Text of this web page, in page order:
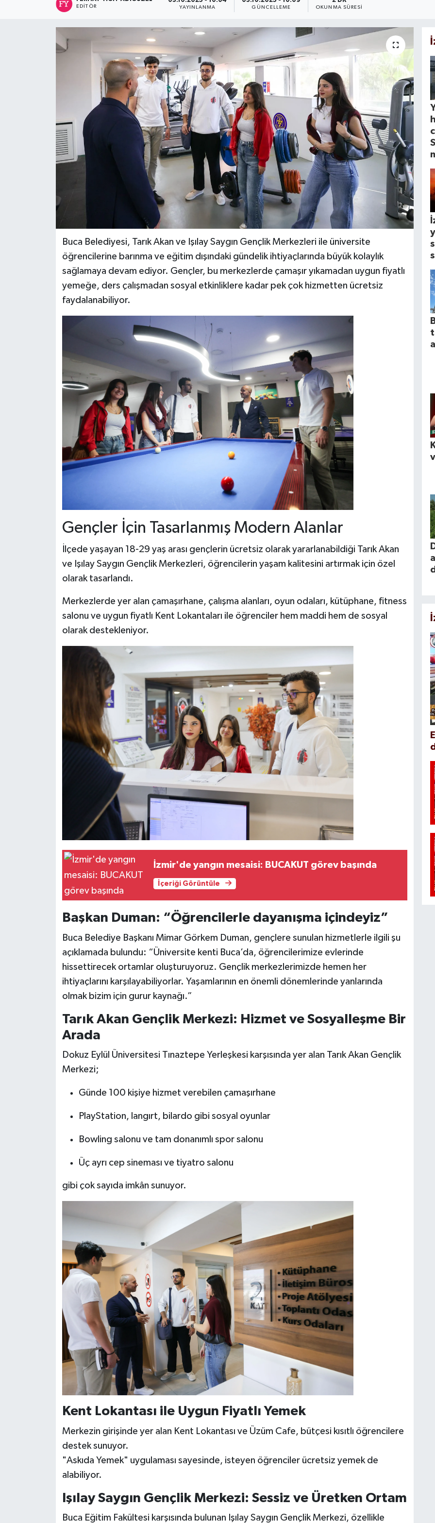
EDITÖR YAYINLANMA GÜNCELLEME OKUNMA SÜRESI
Buca Belediyesi, Tarık Akan ve Işılay Saygın Gençlik Merkezleri ile üniversite
öğrencilerine barınma ve eğitim dışındaki gündelik ihtiyaçlarında büyük kolaylık
sağlamaya devam ediyor. Gençler, bu merkezlerde çamaşır yıkamadan uygun fiyatlı
yemeğe, ders çalışmadan sosyal etkinliklere kadar pek çok hizmetten ücretsiz
faydalanabiliyor.
Gençler İçin Tasarlanmış Modern Alanlar
İlçede yaşayan 18-29 yaş arası gençlerin ücretsiz olarak yararlanabildiği Tarık Akan
ve Işılay Saygın Gençlik Merkezleri, öğrencilerin yaşam kalitesini artırmak için özel
olarak tasarlandı.
Merkezlerde yer alan çamaşırhane, çalışma alanları, oyun odaları, kütüphane, fitness
salonu ve uygun fiyatlı Kent Lokantaları ile öğrenciler hem maddi hem de sosyal
olarak destekleniyor.
İzmir'de yangın mesaisi: BUCAKUT görev başında
İçeriği Görüntüle
Başkan Duman: “Öğrencilerle dayanışma içindeyiz”
Buca Belediye Başkanı Mimar Görkem Duman, gençlere sunulan hizmetlerle ilgili şu
açıklamada bulundu: “Üniversite kenti Buca’da, öğrencilerimize evlerinde
hissettirecek ortamlar oluşturuyoruz. Gençlik merkezlerimizde hemen her
ihtiyaçlarını karşılayabiliyorlar. Yaşamlarının en önemli dönemlerinde yanlarında
olmak bizim için gurur kaynağı.”
Tarık Akan Gençlik Merkezi: Hizmet ve Sosyalleşme Bir
Arada
Dokuz Eylül Üniversitesi Tınaztepe Yerleşkesi karşısında yer alan Tarık Akan Gençlik
Merkezi;
Günde 100 kişiye hizmet verebilen çamaşırhane
PlayStation, langırt, bilardo gibi sosyal oyunlar
Bowling salonu ve tam donanımlı spor salonu
Üç ayrı cep sineması ve tiyatro salonu
gibi çok sayıda imkân sunuyor.
Kent Lokantası ile Uygun Fiyatlı Yemek
Merkezin girişinde yer alan Kent Lokantası ve Üzüm Cafe, bütçesi kısıtlı öğrencilere
destek sunuyor.
"Askıda Yemek" uygulaması sayesinde, isteyen öğrenciler ücretsiz yemek de
alabiliyor.
Işılay Saygın Gençlik Merkezi: Sessiz ve Üretken Ortam
Buca Eğitim Fakültesi karşısında bulunan Işılay Saygın Gençlik Merkezi, özellikle
Teknoloji